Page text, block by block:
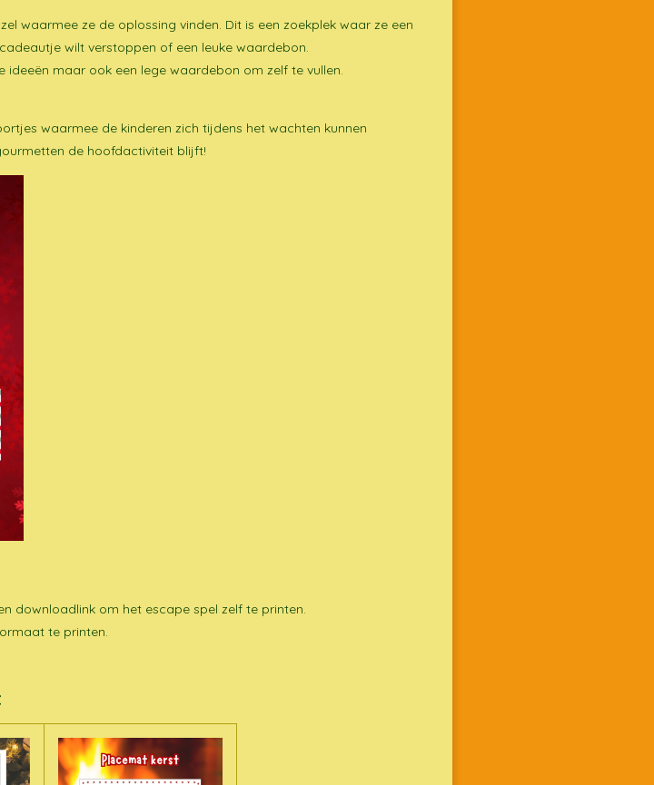
waarmee ze de oplossing vinden. Dit is een zoekplek waar ze een
wilt verstoppen of een leuke waardebon.
maar ook een lege waardebon om zelf te vullen.
waarmee de kinderen zich tijdens het wachten kunnen
de hoofdactiviteit blijft!
downloadlink om het escape spel zelf te printen.
te printen.